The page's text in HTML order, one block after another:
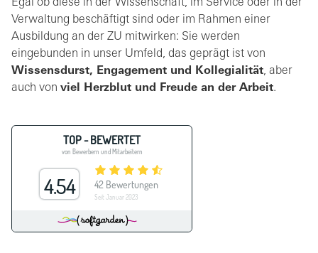
Egal ob diese in der Wissenschaft, im Service oder in der
Verwaltung beschäftigt sind oder im Rahmen einer
Ausbildung an der ZU mitwirken: Sie werden
eingebunden in unser Umfeld, das geprägt ist von
Wissensdurst, Engagement und Kollegialität, aber
auch von viel Herzblut und Freude an der Arbeit.